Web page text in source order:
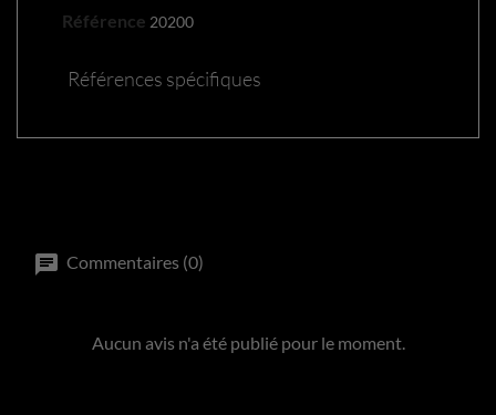
Référence 20200
Références spécifiques
Commentaires (0)
Aucun avis n'a été publié pour le moment.